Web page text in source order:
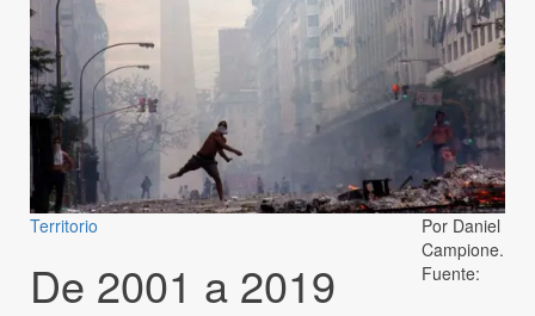
Territorio
De 2001 a 2019
Por Daniel
Campione.
Fuente: